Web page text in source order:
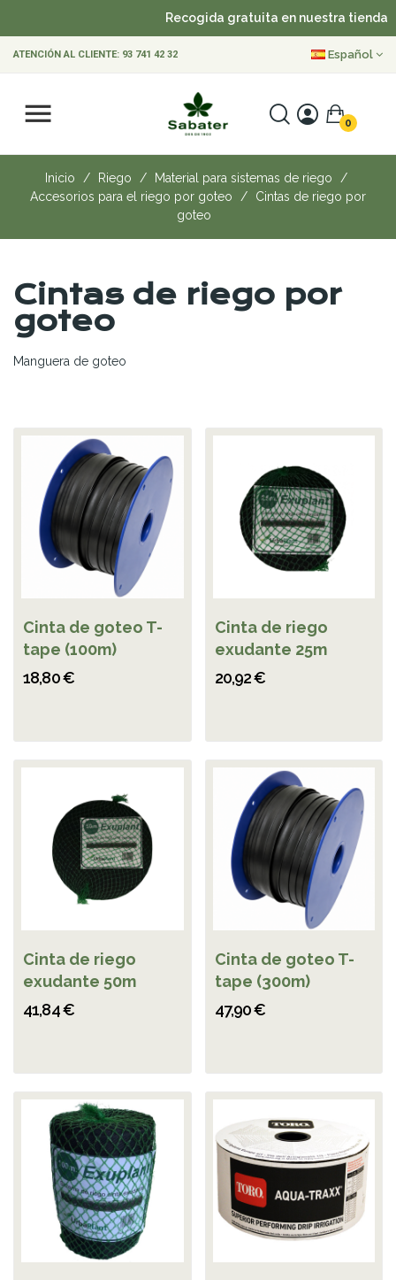
Recogida gratuita en nuestra tienda
ATENCIÓN AL CLIENTE: 93 741 42 32 Español
0
Inicio Riego
Material para sistemas de riego
Accesorios para el riego por goteo
Cintas de riego por
goteo
Cintas de riego por
goteo
Manguera de goteo
Cinta de goteo T-
tape (100m)
18,80 €
Cinta de riego
exudante 25m
20,92 €
Cinta de riego
exudante 50m
41,84 €
Cinta de goteo T-
tape (300m)
47,90 €